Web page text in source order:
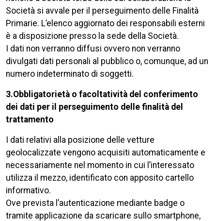
Società si avvale per il perseguimento delle Finalità
Primarie. L’elenco aggiornato dei responsabili esterni
è a disposizione presso la sede della Società.
I dati non verranno diffusi ovvero non verranno
divulgati dati personali al pubblico o, comunque, ad un
numero indeterminato di soggetti.
3.Obbligatorietà o facoltatività del conferimento
dei dati per il perseguimento delle finalità del
trattamento
I dati relativi alla posizione delle vetture
geolocalizzate vengono acquisiti automaticamente e
necessariamente nel momento in cui l’interessato
utilizza il mezzo, identificato con apposito cartello
informativo.
Ove prevista l’autenticazione mediante badge o
tramite applicazione da scaricare sullo smartphone,